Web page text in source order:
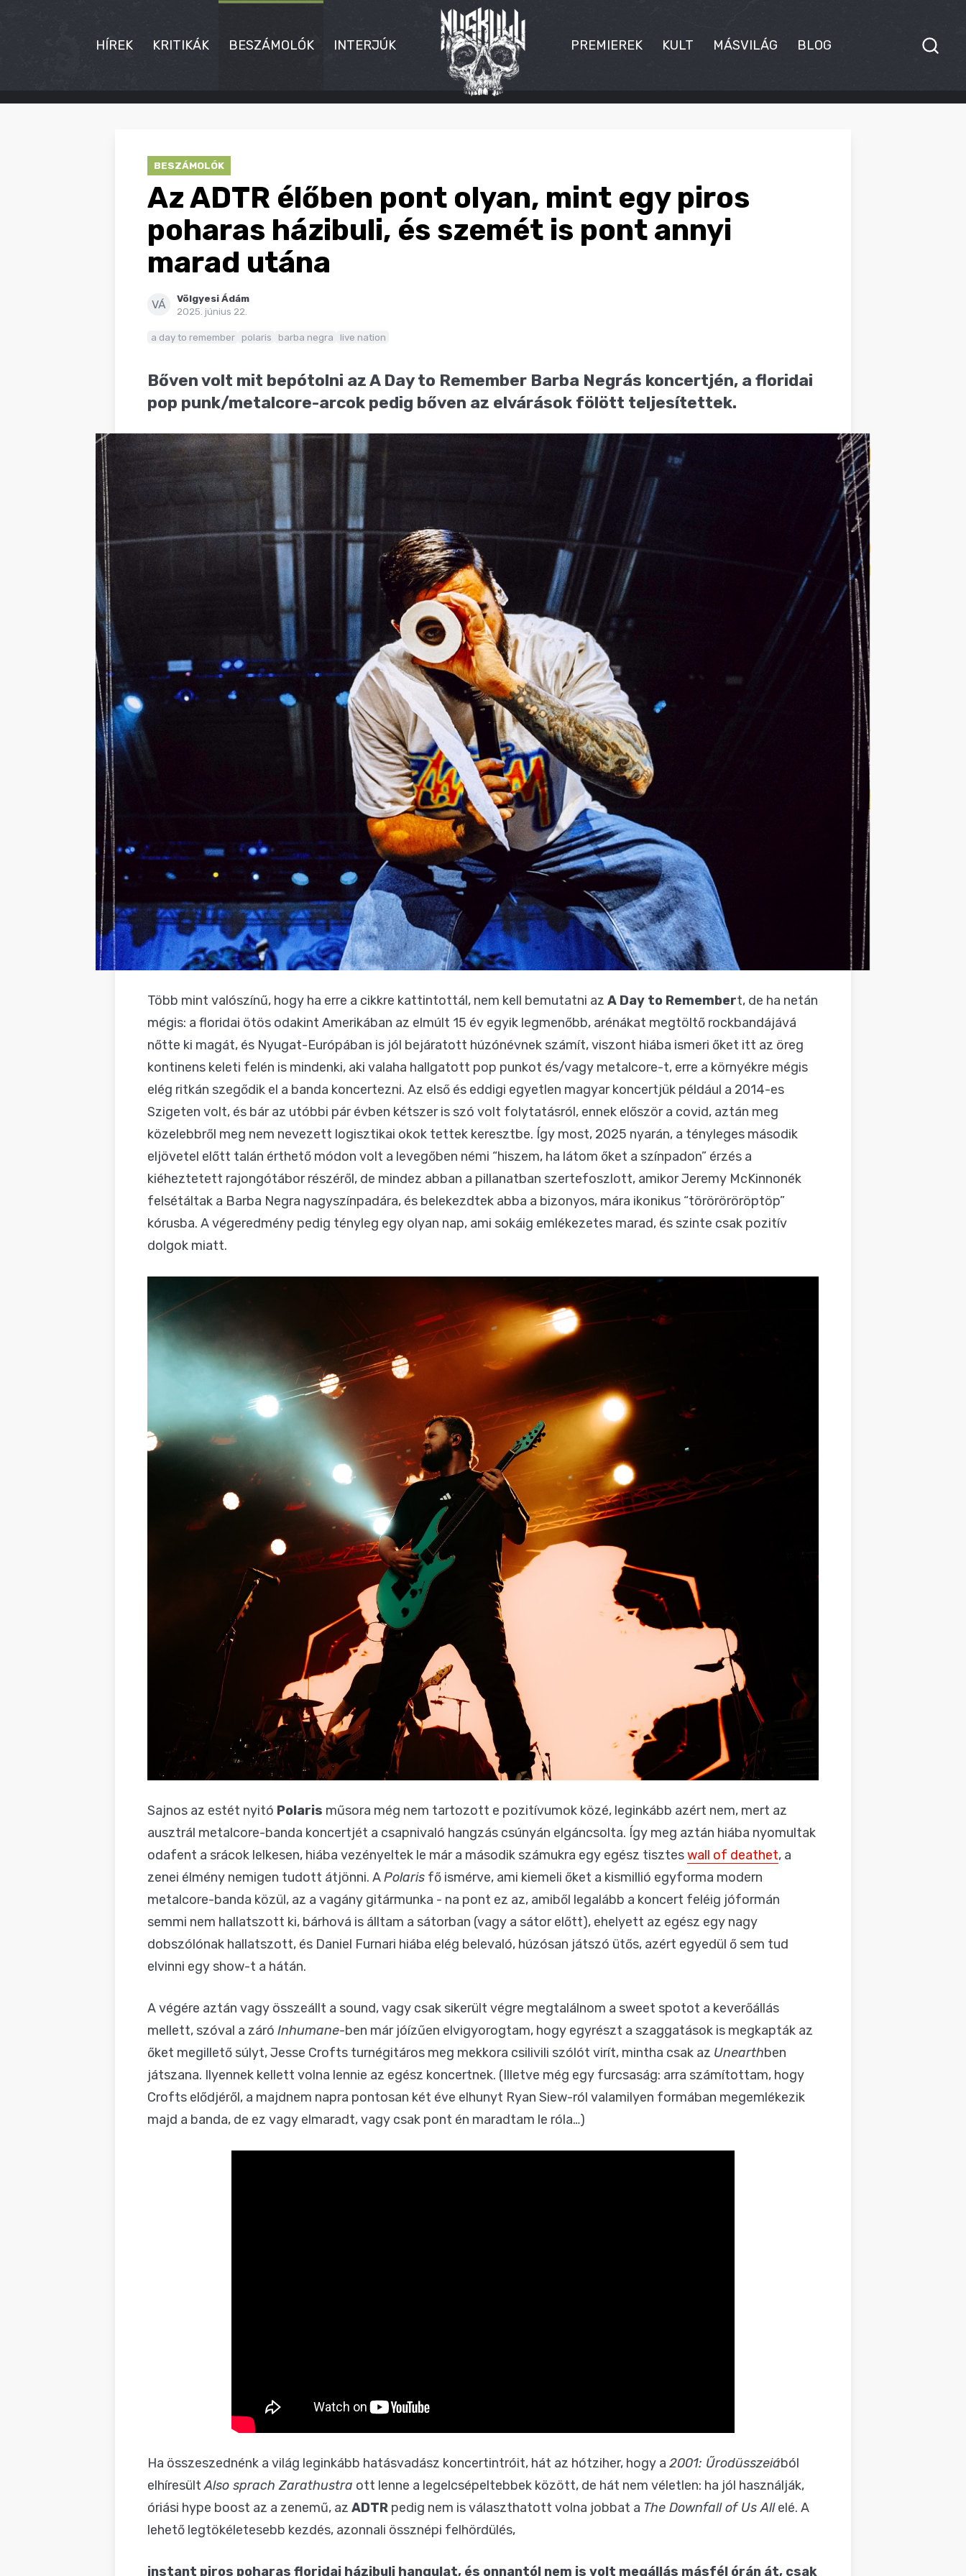
HÍREK KRITIKÁK BESZÁMOLÓK INTERJÚK PREMIEREK KULT MÁSVILÁG BLOG
HÍREK
BESZÁMOLÓK
Az ADTR élőben pont olyan, mint egy piros
poharas házibuli, és szemét is pont annyi
marad utána
VÁ
Völgyesi Ádám
2025. június 22.
a day to remember polaris barba negra live nation
Bőven volt mit bepótolni az A Day to Remember Barba Negrás koncertjén, a floridai
pop punk/metalcore-arcok pedig bőven az elvárások fölött teljesítettek.
Több mint valószínű, hogy ha erre a cikkre kattintottál, nem kell bemutatni az A Day to Remembert, de ha netán
mégis: a floridai ötös odakint Amerikában az elmúlt 15 év egyik legmenőbb, arénákat megtöltő rockbandájává
nőtte ki magát, és Nyugat-Európában is jól bejáratott húzónévnek számít, viszont hiába ismeri őket itt az öreg
kontinens keleti felén is mindenki, aki valaha hallgatott pop punkot és/vagy metalcore-t, erre a környékre mégis
elég ritkán szegődik el a banda koncertezni. Az első és eddigi egyetlen magyar koncertjük például a 2014-es
Szigeten volt, és bár az utóbbi pár évben kétszer is szó volt folytatásról, ennek először a covid, aztán meg
közelebbről meg nem nevezett logisztikai okok tettek keresztbe. Így most, 2025 nyarán, a tényleges második
eljövetel előtt talán érthető módon volt a levegőben némi “hiszem, ha látom őket a színpadon” érzés a
kiéheztetett rajongótábor részéről, de mindez abban a pillanatban szertefoszlott, amikor Jeremy McKinnonék
felsétáltak a Barba Negra nagyszínpadára, és belekezdtek abba a bizonyos, mára ikonikus “töröröröröptöp”
kórusba. A végeredmény pedig tényleg egy olyan nap, ami sokáig emlékezetes marad, és szinte csak pozitív
dolgok miatt.
Sajnos az estét nyitó Polaris műsora még nem tartozott e pozitívumok közé, leginkább azért nem, mert az
ausztrál metalcore-banda koncertjét a csapnivaló hangzás csúnyán elgáncsolta. Így meg aztán hiába nyomultak
odafent a srácok lelkesen, hiába vezényeltek le már a második számukra egy egész tiszteswall of deathet, a
zenei élmény nemigen tudott átjönni. APolaris fő ismérve, ami kiemeli őket a kismillió egyforma modern
metalcore-banda közül, az a vagány gitármunka - na pont ez az, amiből legalább a koncert feléig jóformán
semmi nem hallatszott ki, bárhová is álltam a sátorban (vagy a sátor előtt), ehelyett az egész egy nagy
dobszólónak hallatszott, és Daniel Furnari hiába elég belevaló, húzósan játszó ütős, azért egyedül ő sem tud
elvinni egy show-t a hátán.
A végére aztán vagy összeállt a sound, vagy csak sikerült végre megtalálnom a sweet spotot a keverőállás
mellett, szóval a záró Inhumane-ben már jóízűen elvigyorogtam, hogy egyrészt a szaggatások is megkapták az
őket megillető súlyt, Jesse Crofts turnégitáros meg mekkora csilivili szólót virít, mintha csak az Unearthben
játszana. Ilyennek kellett volna lennie az egész koncertnek. (Illetve még egy furcsaság: arra számítottam, hogy
Crofts elődjéről, a majdnem napra pontosan két éve elhunyt Ryan Siew-ról valamilyen formában megemlékezik
majd a banda, de ez vagy elmaradt, vagy csak pont én maradtam le róla…)
Ha összeszednénk a világ leginkább hatásvadász koncertintróit, hát az hótziher, hogy a 2001: Űrodüsszeiából
elhíresültAlso sprach Zarathustra ott lenne a legelcsépeltebbek között, de hát nem véletlen: ha jól használják,
óriási hype boost az a zenemű, az ADTR pedig nem is választhatott volna jobbat a The Downfall of Us Allelé. A
lehető legtökéletesebb kezdés, azonnali össznépi felhördülés,
instant piros poharas floridai házibuli hangulat, és onnantól nem is volt megállás másfél órán át, csak